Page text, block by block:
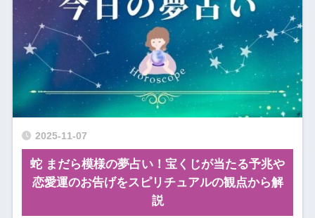
2025-11-07
蛇 まだら模様の夢占い！宝くじが当たる予兆や
恋愛運のお告げをスピリチュアルの観点から解
説